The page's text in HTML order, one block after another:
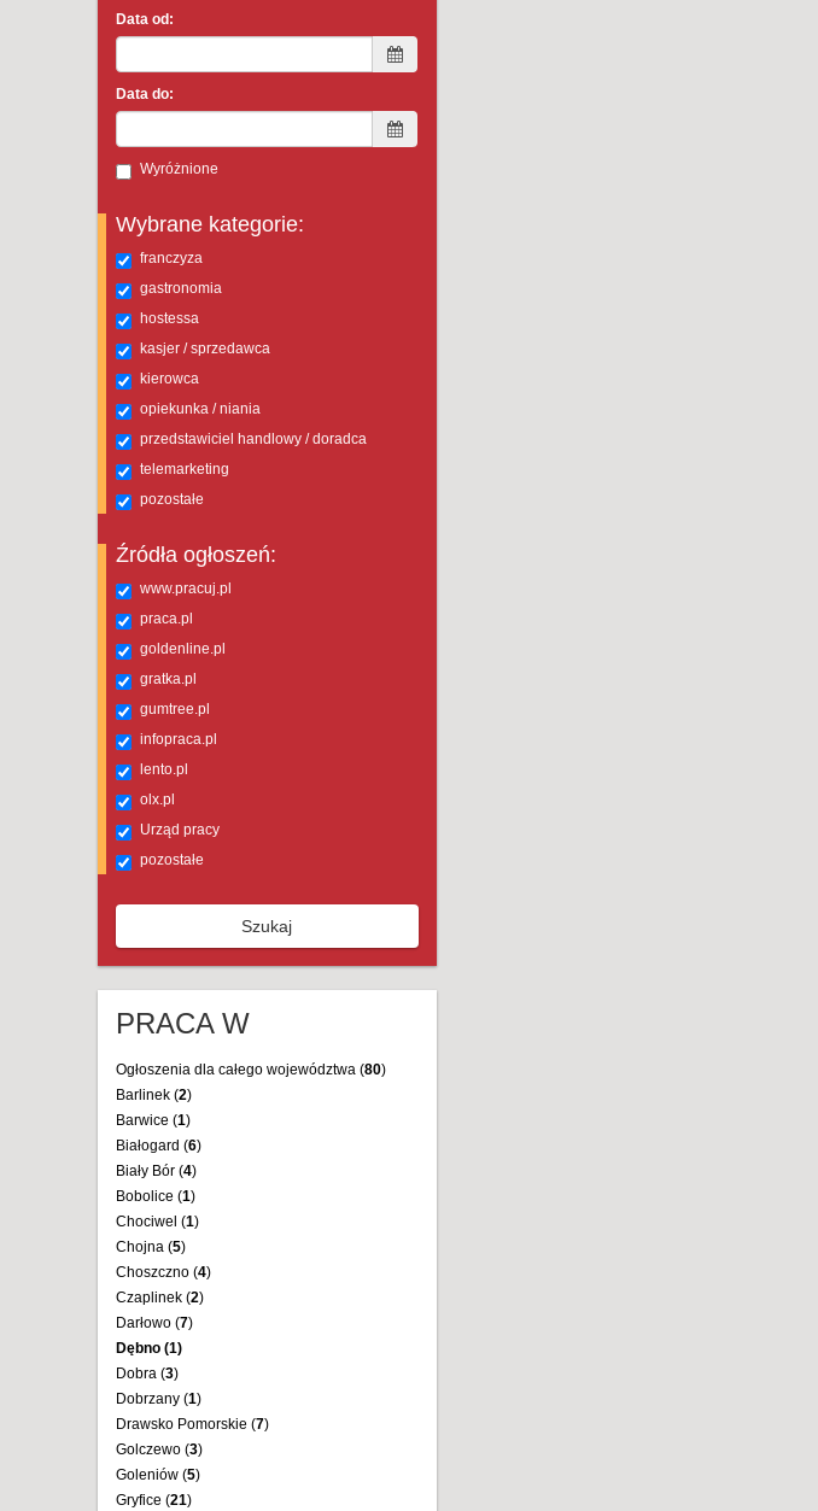
Data od:
Data do:
Wyróżnione
Wybrane kategorie:
franczyza
gastronomia
hostessa
kasjer / sprzedawca
kierowca
opiekunka / niania
przedstawiciel handlowy / doradca
telemarketing
pozostałe
Źródła ogłoszeń:
www.pracuj.pl
praca.pl
goldenline.pl
gratka.pl
gumtree.pl
infopraca.pl
lento.pl
olx.pl
Urząd pracy
pozostałe
Szukaj
PRACA W
Ogłoszenia dla całego województwa (80)
Barlinek (2)
Barwice (1)
Białogard (6)
Biały Bór (4)
Bobolice (1)
Chociwel (1)
Chojna (5)
Choszczno (4)
Czaplinek (2)
Darłowo (7)
Dębno (1)
Dobra (3)
Dobrzany (1)
Drawsko Pomorskie (7)
Golczewo (3)
Goleniów (5)
Gryfice (21)